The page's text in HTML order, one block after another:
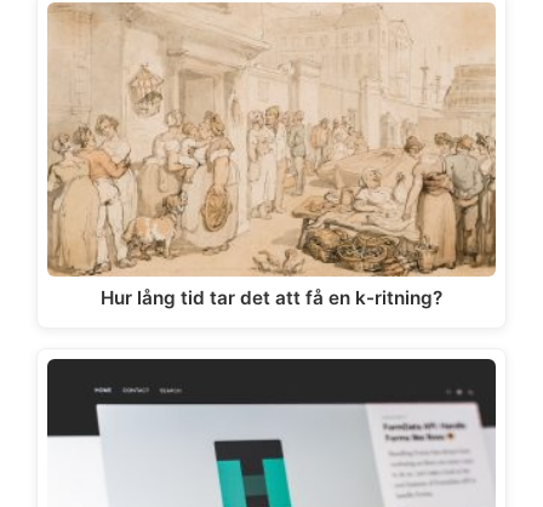
Hur lång tid tar det att få en k-ritning?